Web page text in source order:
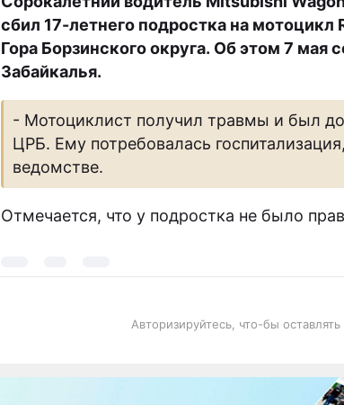
сбил 17-летнего подростка на мотоцикл
Гора Борзинского округа. Об этом 7 мая
Забайкалья.
- Мотоциклист получил травмы и был
ЦРБ. Ему потребовалась
ведомстве.
Отмечается, что у подростка не было
Авторизируйтесь, что-бы